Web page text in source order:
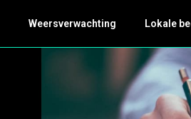
Weersverwachting Lokale